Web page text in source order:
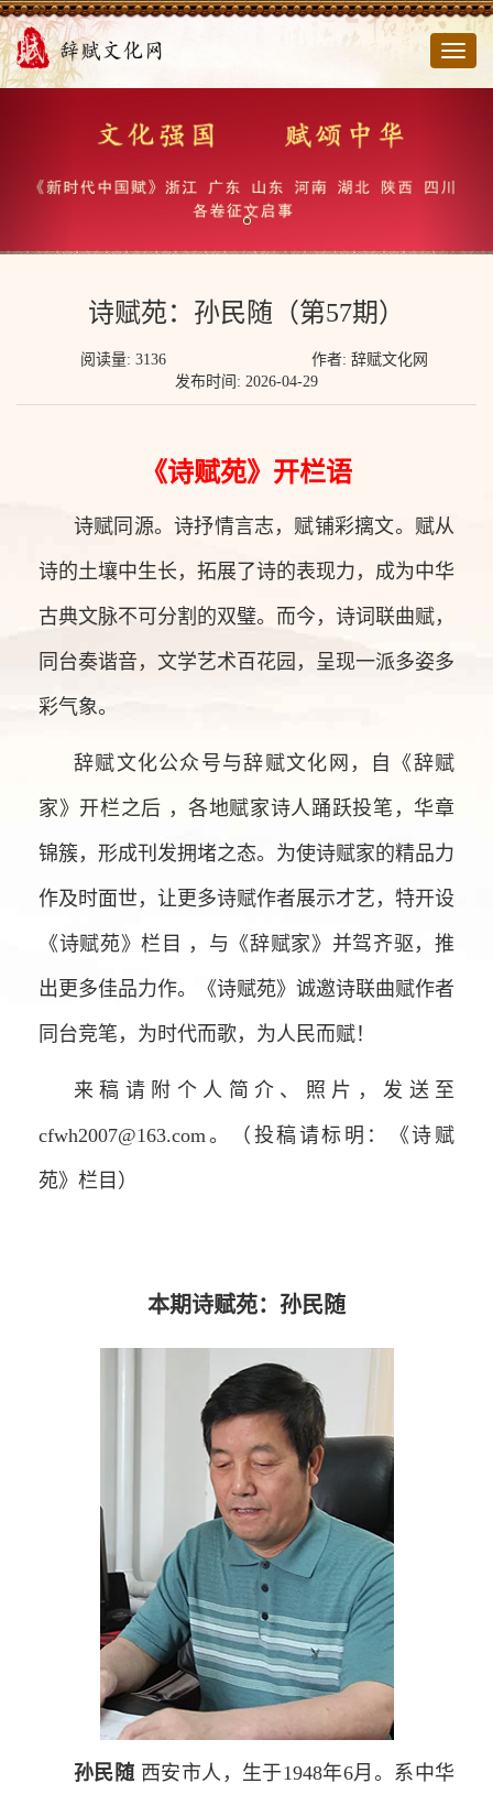
切
诗赋苑：孙民随（第57期）
阅读量: 3136
作者: 辞赋文化网
发布时间: 2026-04-29
《诗赋苑》开栏语
诗赋同源。诗抒情言志，赋铺彩摛文。赋从
诗的土壤中生长，拓展了诗的表现力，成为中华
古典文脉不可分割的双璧。而今，诗词联曲赋，
同台奏谐音，文学艺术百花园，呈现一派多姿多
彩气象。
辞赋文化公众号与辞赋文化网，自《辞赋
家》开栏之后 ，各地赋家诗人踊跃投笔，华章
锦簇，形成刊发拥堵之态。为使诗赋家的精品力
作及时面世，让更多诗赋作者展示才艺，特开设
《诗赋苑》栏目 ，与《辞赋家》并驾齐驱，推
出更多佳品力作。《诗赋苑》诚邀诗联曲赋作者
同台竞笔，为时代而歌，为人民而赋！
来稿请附个人简介、照片，发送至
cfwh2007@163.com。（投稿请标明：《诗赋
苑》栏目）
本期诗赋苑：孙民随
孙民随 西安市人，生于1948年6月。系中华